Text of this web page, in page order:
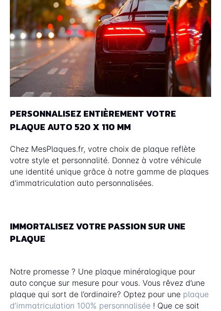
PERSONNALISEZ ENTIÈREMENT VOTRE
PLAQUE AUTO 520 X 110 MM
Chez MesPlaques.fr, votre choix de plaque reflète
votre style et personnalité. Donnez à votre véhicule
une identité unique grâce à notre gamme de plaques
d’immatriculation auto personnalisées.
IMMORTALISEZ VOTRE PASSION SUR UNE
PLAQUE
Notre promesse ? Une plaque minéralogique pour
auto conçue sur mesure pour vous. Vous rêvez d’une
plaque qui sort de l’ordinaire? Optez pour une plaque
d’immatriculation 100% personnalisée ! Que ce soit